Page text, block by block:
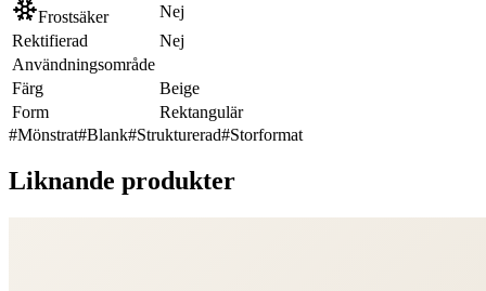
Frostsäker
Nej
Rektifierad
Nej
Användningsområde
Färg
Beige
Form
Rektangulär
#Mönstrat#Blank#Strukturerad#Storformat
Liknande produkter